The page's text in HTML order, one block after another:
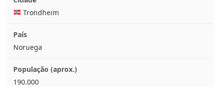
Trondheim
Noruega
190.000